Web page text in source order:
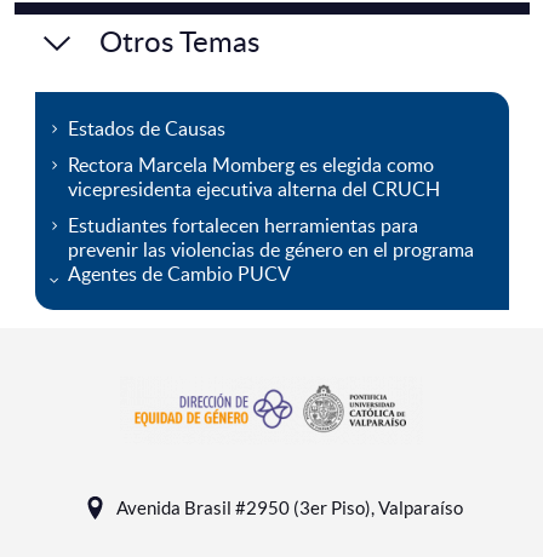
Otros Temas
Estados de Causas
Rectora Marcela Momberg es elegida como
vicepresidenta ejecutiva alterna del CRUCH
Estudiantes fortalecen herramientas para
prevenir las violencias de género en el programa
Agentes de Cambio PUCV
Avenida Brasil #2950 (3er Piso), Valparaíso